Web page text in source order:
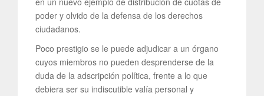
poder y olvido de la defensa de los derechos
ciudadanos.
Poco prestigio se le puede adjudicar a un órgano
cuyos miembros no pueden desprenderse de la
duda de la adscripción política, frente a lo que
debiera ser su indiscutible valía personal y